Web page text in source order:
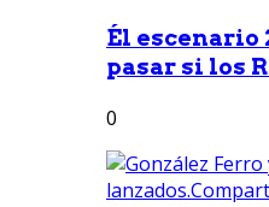
Él escenario
pasar si los
0